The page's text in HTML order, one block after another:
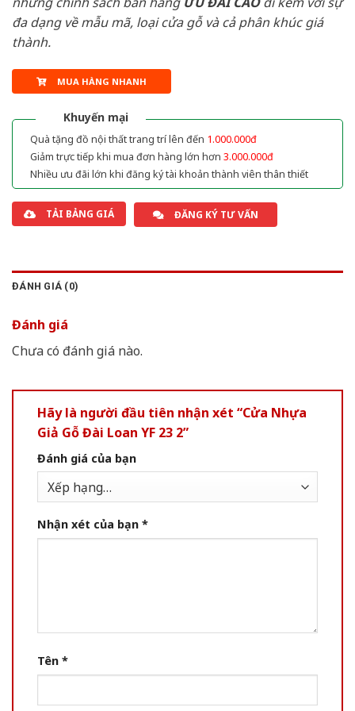
đa dạng về mẫu mã, loại cửa gỗ và cả phân khúc giá
thành.
MUA HÀNG NHANH
Khuyến mại
Quà tặng đồ nội thất trang trí lên đến 1.000.000đ
Giảm trực tiếp khi mua đơn hàng lớn hơn 3.000.000đ
Nhiều ưu đãi lớn khi đăng ký tài khoản thành viên thân thiết
TẢI BẢNG GIÁ ĐĂNG KÝ TƯ VẤN
ĐÁNH GIÁ (0)
Đánh giá
Chưa có đánh giá nào.
Hãy là người đầu tiên nhận xét “Cửa Nhựa
Giả Gỗ Đài Loan YF 23 2”
Đánh giá của bạn
Nhận xét của bạn *
Tên *